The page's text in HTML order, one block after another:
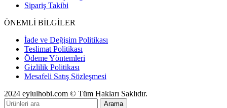
Sipariş Takibi
ÖNEMLİ BİLGİLER
İade ve Değişim Politikası
Teslimat Politikası
Ödeme Yöntemleri
Gizlilik Politikası
Mesafeli Satış Sözleşmesi
2024 eylulhobi.com © Tüm Hakları Saklıdır.
Arama